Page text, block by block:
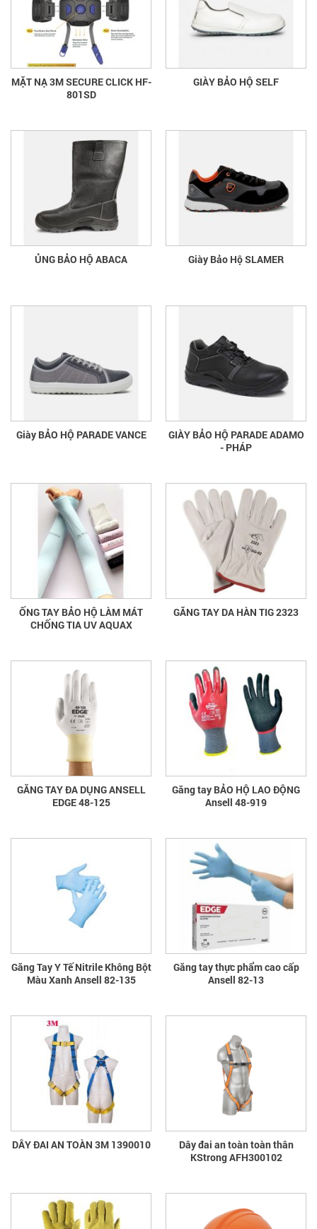
MẶT NẠ 3M SECURE CLICK HF-
801SD
GIÀY BẢO HỘ SELF
ỦNG BẢO HỘ ABACA Giày Bảo Hộ SLAMER
Giày BẢO HỘ PARADE VANCE
GIÀY BẢO HỘ PARADE ADAMO
- PHÁP
ỐNG TAY BẢO HỘ LÀM MÁT
CHỐNG TIA UV AQUAX
GĂNG TAY DA HÀN TIG 2323
GĂNG TAY ĐA DỤNG ANSELL
EDGE 48-125
Găng tay BẢO HỘ LAO ĐỘNG
Ansell 48-919
Găng Tay Y Tế Nitrile Không Bột
Màu Xanh Ansell 82-135
Găng tay thực phẩm cao cấp
Ansell 82-13
DÂY ĐAI AN TOÀN 3M 1390010
Dây đai an toàn toàn thân
KStrong AFH300102